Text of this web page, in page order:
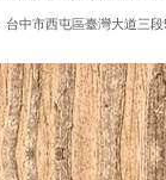
台中市西屯區臺灣大道三